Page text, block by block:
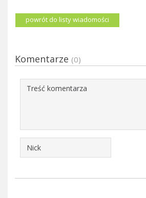
powrót do listy wiadomości
Komentarze (0)